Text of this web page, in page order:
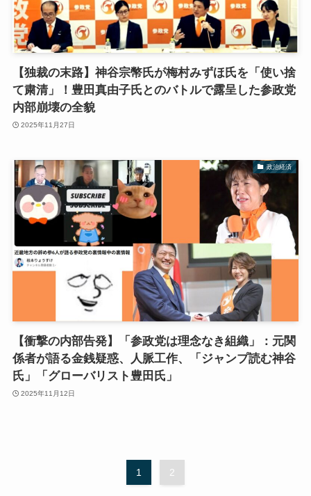
【独裁の末路】神谷宗幣氏が梅村みずほ氏を「使い捨
て粛清」！豊田真由子氏とのバトルで露呈した参政党
内部崩壊の全貌
2025年11月27日
政治経済
【衝撃の内部告発】「参政党は理念なき組織」：元関
係者が語る金銭疑惑、人脈工作、「ジャンプ読む神谷
氏」「グローバリスト豊田氏」
2025年11月12日
1 2